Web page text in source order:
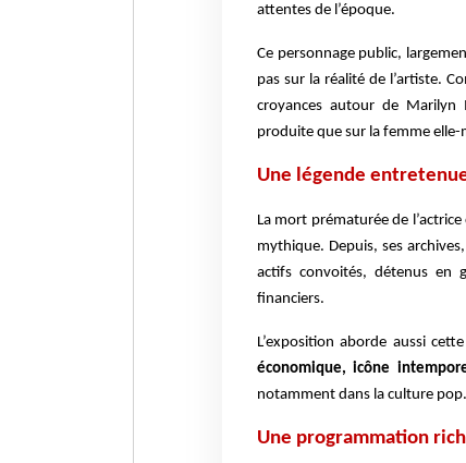
attentes de l’époque.
Ce personnage public,
pas sur la réalité de l’artiste.
croyances autour de Marilyn
produite que sur la femme elle-
Une légende
La mort prématurée de
mythique. Depuis, ses
actifs convoités, détenus en
financiers.
L’exposition aborde aussi
économique, icône
notamment dans la culture pop.
Une programmation